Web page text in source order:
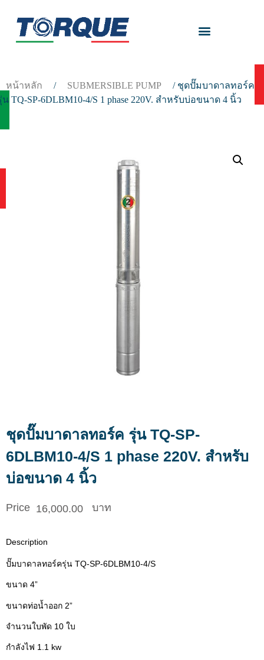
หน้าหลัก / SUBMERSIBLE PUMP
/ ชุดปั๊มบาดาลทอร์ค
น TQ-SP-6DLBM10-4/S 1 phase 220V. สำหรับบ่อขนาด 4 นิ้ว
ชุดปั๊มบาดาลทอร์ค รุ่น TQ-SP-
6DLBM10-4/S 1 phase 220V. สำหรับ
บ่อขนาด 4 นิ้ว
16,000.00
Description
ปั๊มบาดาลทอร์ครุ่น TQ-SP-6DLBM10-4/S
ขนาด 4”
ขนาดท่อน้ำออก 2”
จำนวนใบพัด 10 ใบ
กำลังไฟ 1.1 kw